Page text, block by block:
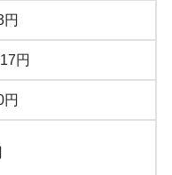
円
円
円